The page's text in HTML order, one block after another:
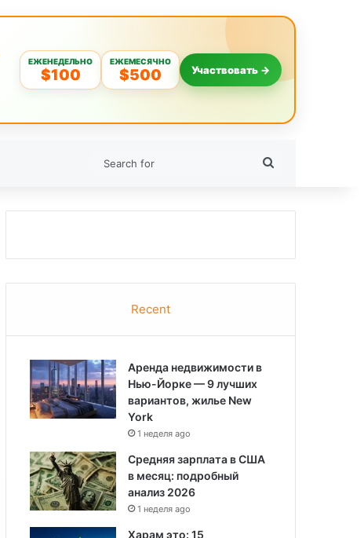
ЕЖЕНЕДЕЛЬНО
$100
ЕЖЕМЕСЯЧНО
$500 Участвовать →
Recent
Аренда недвижимости в
Нью-Йорке — 9 лучших
вариантов, жилье New
York
1 неделя ago
Средняя зарплата в США
в месяц: подробный
анализ 2026
1 неделя ago
Харам это: 15